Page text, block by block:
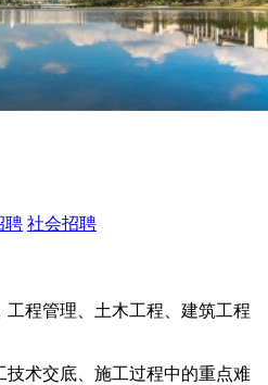
聘 社会招聘
工程管理、土木工程、建筑工程
技术交底、施工过程中的重点难